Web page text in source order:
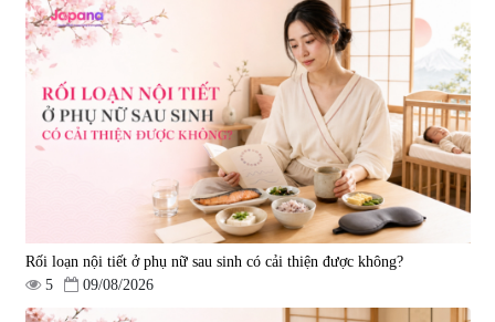
Viên uống bổ não Ribeto Shoji
Ichoha Ekisu Plus - 90 viên
57.920
1.450.000 đ
Viên nang uống cải thiện thị lực,
trí nhớ DHA + EPA + Flaxseed
Oil 30 viên/gói - Date 02/2027
|52.346
225.000 đ
Rối loạn nội tiết ở phụ nữ sau sinh có cải thiện được không?
5
09/08/2026